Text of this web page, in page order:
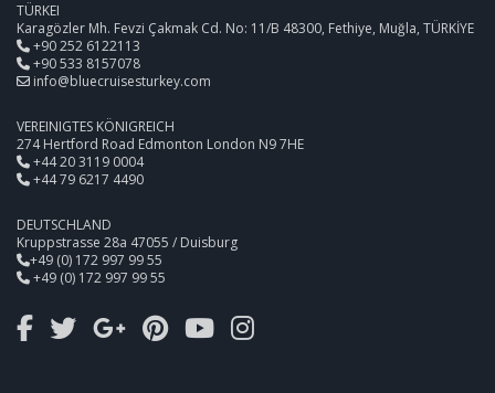
TÜRKEI
Karagözler Mh. Fevzi Çakmak Cd. No: 11/B 48300, Fethiye, Muğla, TÜRKİYE
+90 252 6122113
+90 533 8157078
info@bluecruisesturkey.com
VEREINIGTES KÖNIGREICH
274 Hertford Road Edmonton London N9 7HE
+44 20 3119 0004
+44 79 6217 4490
DEUTSCHLAND
Kruppstrasse 28a 47055 / Duisburg
+49 (0) 172 997 99 55
+49 (0) 172 997 99 55